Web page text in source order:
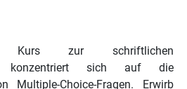
Kurs zur schriftlichen
konzentriert sich auf die
Multiple-Choice-Fragen. Erwirb